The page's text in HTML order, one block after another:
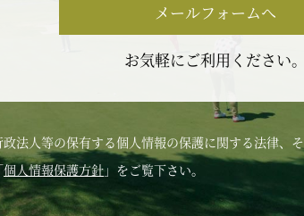
メールフォームへ
お気軽にご利用ください。
法人等の保有する個人情報の保護に関する法律、そ
個人情報保護方針 」をご覧下さい。